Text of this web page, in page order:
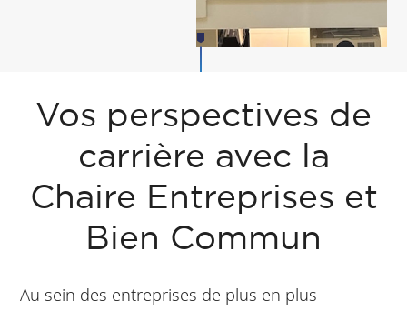
Vos perspectives de
carrière avec la
Chaire Entreprises et
Bien Commun
Au sein des entreprises de plus en plus